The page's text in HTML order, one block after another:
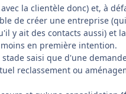
la clientèle donc) et, à
de créer une entreprise
y ait des contacts aussi) et
en première intention.
saisi que d'une
reclassement ou